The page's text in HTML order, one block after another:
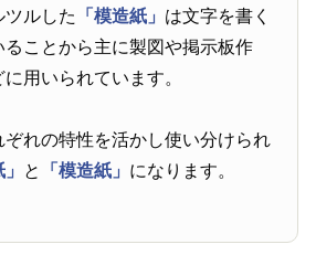
ルした 「模造紙」 は文字を書く
ることから主に製図や掲示板作
用いられています。
ぞれの特性を活かし使い分けられ
と 「模造紙」 になります。